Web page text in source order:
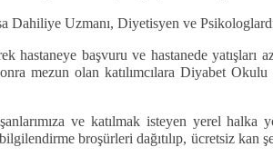
Uzmanı, Diyetisyen ve
başvuru ve hastanede yatışları
mezun olan katılımcılara Diyabet Okulu
ve katılmak isteyen yerel
broşürleri dağıtılıp, ücretsiz kan